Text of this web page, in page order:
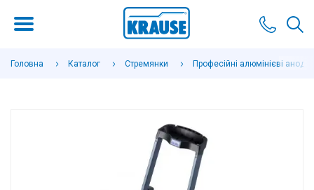
Головна Каталог Стремянки Професійні алюмінієві